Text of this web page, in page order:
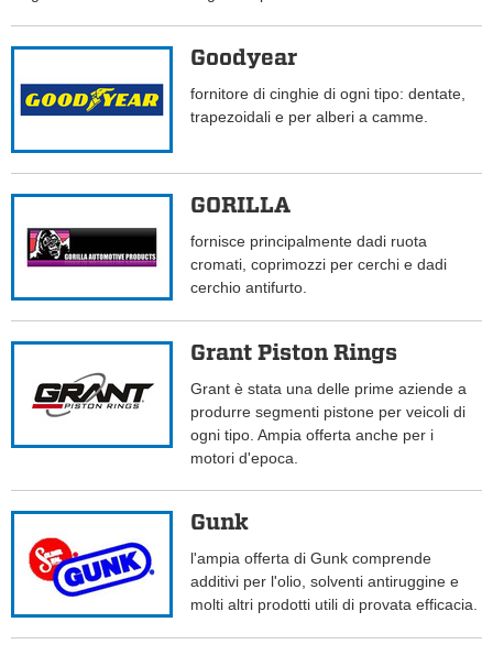
Goodyear
fornitore di cinghie di ogni tipo: dentate,
trapezoidali e per alberi a camme.
GORILLA
fornisce principalmente dadi ruota
cromati, coprimozzi per cerchi e dadi
cerchio antifurto.
Grant Piston Rings
Grant è stata una delle prime aziende a
produrre segmenti pistone per veicoli di
ogni tipo. Ampia offerta anche per i
motori d'epoca.
Gunk
l'ampia offerta di Gunk comprende
additivi per l'olio, solventi antiruggine e
molti altri prodotti utili di provata efficacia.